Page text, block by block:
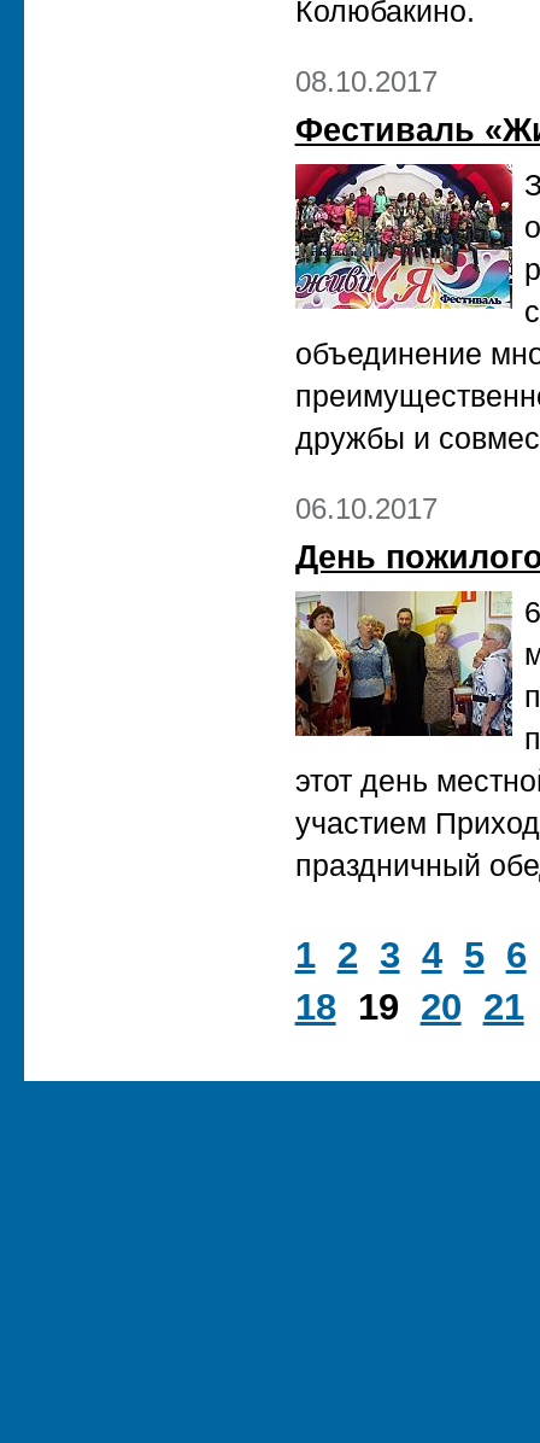
Колюбакино.
08.10.2017
Фестиваль
объединение
дружбы и
06.10.2017
День
этот день
участием
праздничный
1 2 3 4 5 6
1819 20 21